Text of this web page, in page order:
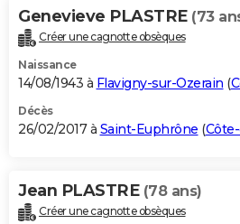
Genevieve PLASTRE (73
Créer une cagnotte obsèques
Naissance
14/08/1943 à Flavigny-sur-Ozerain (
Décès
26/02/2017 à Saint-Euphrône (
Jean PLASTRE (78 ans)
Créer une cagnotte obsèques